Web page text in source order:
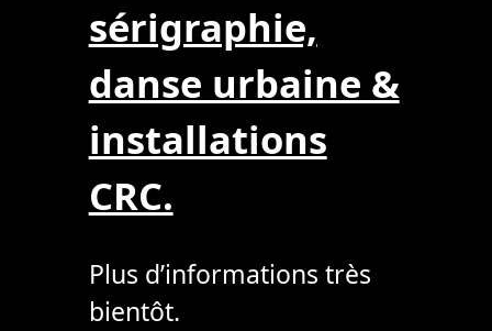
sérigraphie,
danse urbaine &
installations
CRC.
Plus d’informations très
bientôt.